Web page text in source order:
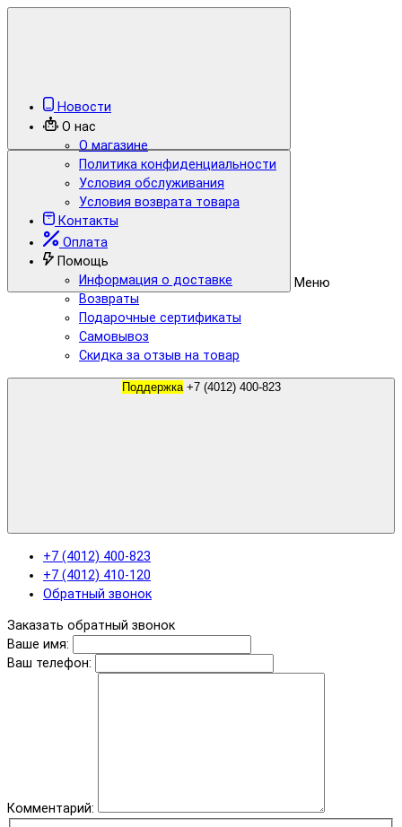
Меню
Новости
О нас
О магазине
Политика конфиденциальности
Условия обслуживания
Условия возврата товара
Контакты
Оплата
Помощь
Информация о доставке
Возвраты
Подарочные сертификаты
Самовывоз
Скидка за отзыв на товар
Поддержка +7 (4012) 400-823
+7 (4012) 400-823
+7 (4012) 410-120
Обратный звонок
Заказать обратный звонок
Ваше имя:
Ваш телефон:
Комментарий: